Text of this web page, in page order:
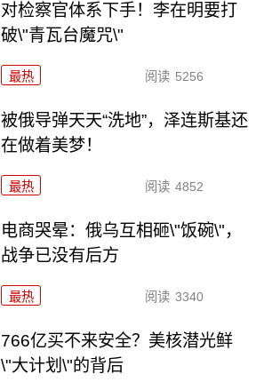
对检察官体系下手！李在明要打
破\"青瓦台魔咒\"
最热 阅读 5256
被俄导弹天天“洗地”，泽连斯基还
在做着美梦！
最热 阅读 4852
电商哭晕：俄乌互相砸\"饭碗\"，
战争已没有后方
最热 阅读 3340
766亿买不来安全？美核潜光鲜
\"大计划\"的背后